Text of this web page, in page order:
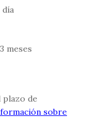
día
meses
plazo de
sobre